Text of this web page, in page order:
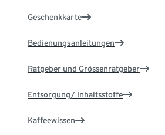
Geschenkkarte
Bedienungsanleitungen
Ratgeber und Grössenratgeber
Entsorgung/ Inhaltsstoffe
Kaffeewissen